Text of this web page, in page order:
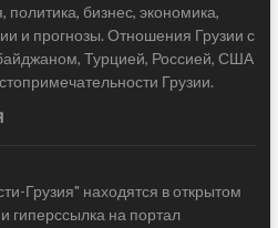
бизнес, экономика,
и прогнозы. Отношения Грузии с
Турцией, Россией, США
Грузии.
Грузия" находятся в открытом
гиперссылка на портал